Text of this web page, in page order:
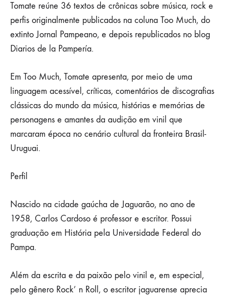
2
COMENTÁRIOS
E-
LIBER
DE
PARA
ESPANHOL
DE
DE
CARLOS
TOMATE
Tomate reúne 36 textos de crônicas sobre música, rock e
perfis originalmente publicados na coluna Too Much, do
extinto Jornal Pampeano, e depois republicados no blog
Diarios de la Pampería.
Em Too Much, Tomate apresenta, por meio de uma
linguagem acessível, críticas, comentários de discografias
clássicas do mundo da música, histórias e memórias de
personagens e amantes da audição em vinil que
marcaram época no cenário cultural da fronteira Brasil-
Uruguai.
Perfil
Nascido na cidade gaúcha de Jaguarão, no ano de
1958, Carlos Cardoso é professor e escritor. Possui
graduação em História pela Universidade Federal do
Pampa.
Além da escrita e da paixão pelo vinil e, em especial,
pelo gênero Rock’ n Roll, o escritor jaguarense aprecia